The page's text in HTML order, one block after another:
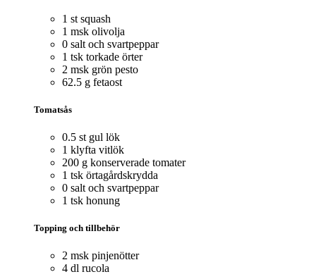
1 st squash
1 msk olivolja
0 salt och svartpeppar
1 tsk torkade örter
2 msk grön pesto
62.5 g fetaost
Tomatsås
0.5 st gul lök
1 klyfta vitlök
200 g konserverade tomater
1 tsk örtagårdskrydda
0 salt och svartpeppar
1 tsk honung
Topping och tillbehör
2 msk pinjenötter
4 dl rucola